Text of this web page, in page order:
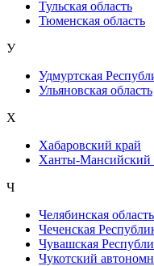
Тульская область
Тюменская область
У
Удмуртская
Ульяновская область
Х
Хабаровский край
Ханты-Мансийский
Ч
Челябинская область
Чеченская
Чувашская
Чукотский